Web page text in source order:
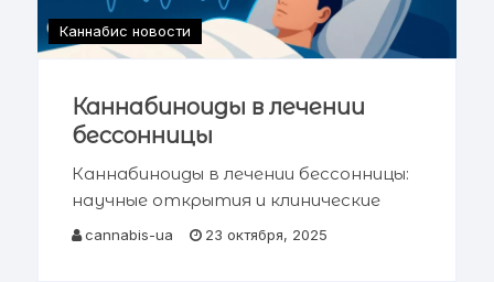
Каннабис новости
Каннабиноиды в лечении
бессонницы
Каннабиноиды в лечении бессонницы:
научные открытия и клинические
перспективы Содержание статьи →
cannabis-ua 23 октября, 2025